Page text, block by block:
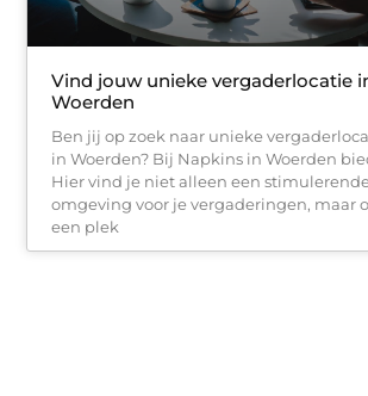
Vind jouw unieke vergaderlocatie
Woerden
Ben jij op zoek naar unieke
in Woerden? Bij Napkins in Woerden
Hier vind je niet alleen een
omgeving voor je vergaderingen, maar
een plek